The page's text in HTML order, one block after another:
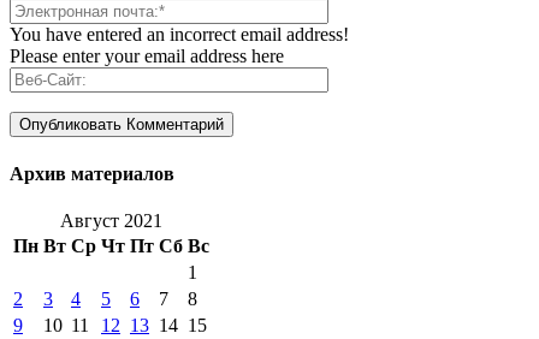
You have entered an incorrect email address!
Please enter your email address here
Архив материалов
Август 2021
Пн Вт Ср Чт Пт Сб Вс
1
2
3 4 5 6 7
8
9
10 11 12 13 14 15